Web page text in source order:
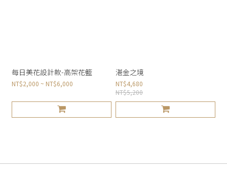
每日美花設計款-高架花籃
NT$2,000 ~ NT$6,000
湛金之境
NT$4,680
NT$5,200